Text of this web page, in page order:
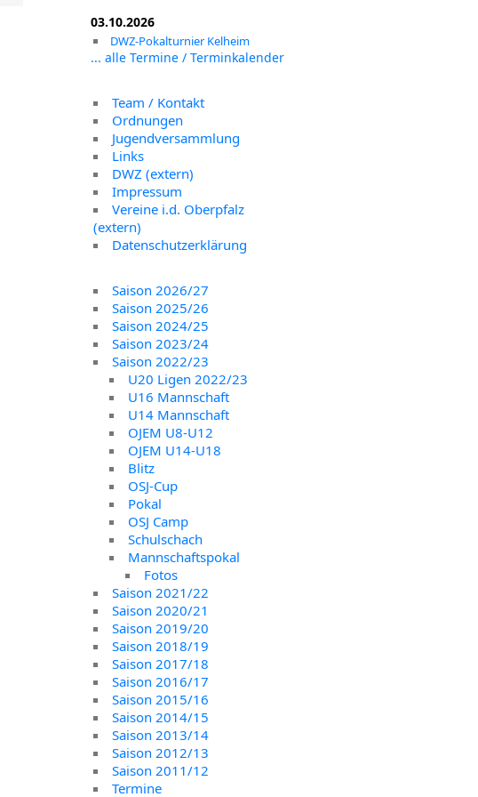
03.10.2026
DWZ-Pokalturnier Kelheim
... alle Termine / Terminkalender
Team / Kontakt
Ordnungen
Jugendversammlung
Links
DWZ (extern)
Impressum
Vereine i.d. Oberpfalz
(extern)
Datenschutzerklärung
Saison 2026/27
Saison 2025/26
Saison 2024/25
Saison 2023/24
Saison 2022/23
U20 Ligen 2022/23
U16 Mannschaft
U14 Mannschaft
OJEM U8-U12
OJEM U14-U18
Blitz
OSJ-Cup
Pokal
OSJ Camp
Schulschach
Mannschaftspokal
Fotos
Saison 2021/22
Saison 2020/21
Saison 2019/20
Saison 2018/19
Saison 2017/18
Saison 2016/17
Saison 2015/16
Saison 2014/15
Saison 2013/14
Saison 2012/13
Saison 2011/12
Termine